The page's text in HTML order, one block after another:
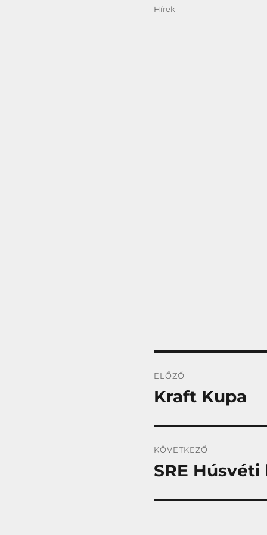
Kategória
Hírek
navigáció
ELŐZŐ
Korábbi
Kraft Kupa
KÖVETKEZŐ
Következő
SRE Húsvéti